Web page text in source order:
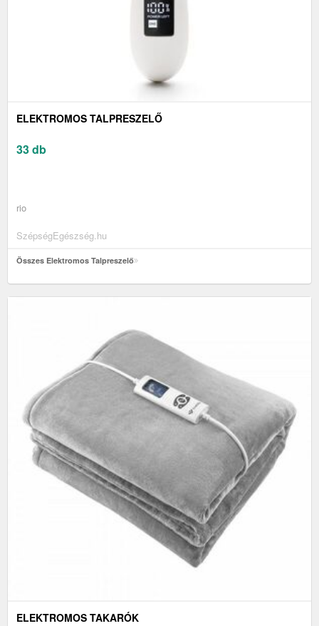
ELEKTROMOS TALPRESZELŐ
33 db
rio
SzépségEgészség.hu
Összes Elektromos Talpreszelő
ELEKTROMOS TAKARÓK